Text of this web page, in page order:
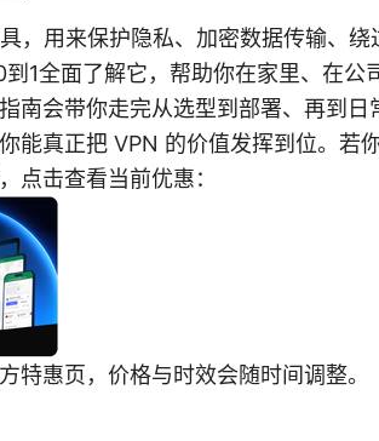
，用来保护隐私、加密数据传输、绕
1全面了解它，帮助你在家里、在公
南会带你走完从选型到部署、再到日
能真正把 VPN 的价值发挥到位。若
点击查看当前优惠：
特惠页，价格与时效会随时间调整。